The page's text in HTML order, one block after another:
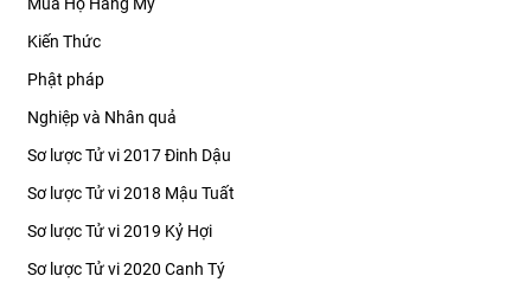
Kiến Thức
Phật pháp
Nghiệp và Nhân quả
Sơ lược Tử vi 2017 Đinh Dậu
Sơ lược Tử vi 2018 Mậu Tuất
Sơ lược Tử vi 2019 Kỷ Hợi
Sơ lược Tử vi 2020 Canh Tý